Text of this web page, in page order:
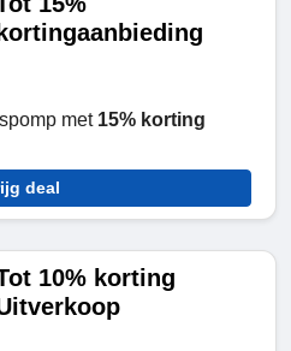
kortingaanbieding
met 15% korting
deal
10% korting